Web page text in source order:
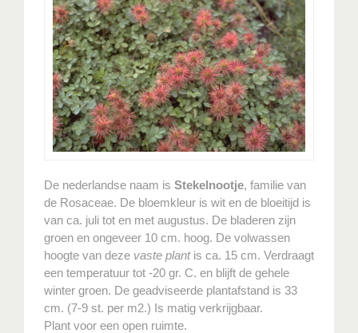
De nederlandse naam is Stekelnootje, familie van
de Rosaceae. De bloemkleur is wit en de bloeitijd is
van ca. juli tot en met augustus. De bladeren zijn
groen en ongeveer 10 cm. hoog. De volwassen
hoogte van deze vaste plantis ca. 15 cm. Verdraagt
een temperatuur tot -20 gr. C. en blijft de gehele
winter groen. De geadviseerde plantafstand is 33
cm. (7-9 st. per m2.) Is matig verkrijgbaar.
Plant voor een open ruimte.